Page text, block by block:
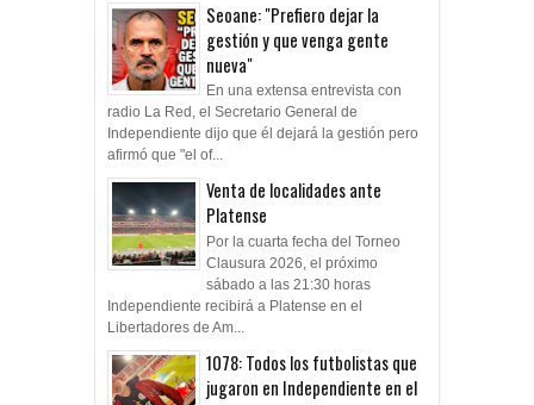
Seoane: "Prefiero dejar la
gestión y que venga gente
nueva"
En una extensa entrevista con
radio La Red, el Secretario General de
Independiente dijo que él dejará la gestión pero
afirmó que "el of...
Venta de localidades ante
Platense
Por la cuarta fecha del Torneo
Clausura 2026, el próximo
sábado a las 21:30 horas
Independiente recibirá a Platense en el
Libertadores de Am...
1078: Todos los futbolistas que
jugaron en Independiente en el